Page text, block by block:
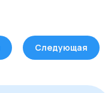
Следующая